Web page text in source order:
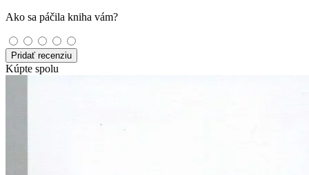
Ako sa páčila kniha vám?
Pridať recenziu
Kúpte spolu